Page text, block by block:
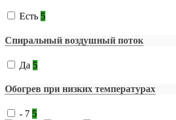
Есть 5
Спиральный воздушный поток
Да 5
Обогрев при низких температурах
- 7 5